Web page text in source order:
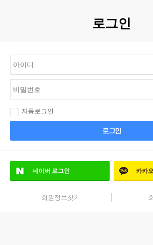
로그인
자동로그인
로그인
네이버 로그인 카카
회원정보찾기